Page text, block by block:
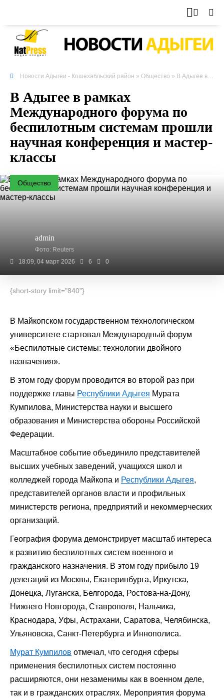
Новости Адыгеи - Кошехабльский район » Общество » В Адыгее в рамках Международного форума по беспилотным системам прошли научная конференция и мастер-классы
В Адыгее в рамках
Международного форума по
беспилотным системам прошли
научная конференция и мастер-
классы
Общество
admin
Фото: Reuters
18:09, 04 март 2026
6 0
{short-story limit="840"}
В Майкопском государственном технологическом
университете стартовал Международный форум
«Беспилотные системы: технологии двойного
назначения».
В этом году форум проводится во второй раз при
поддержке главы Республики Адыгея Мурата
Кумпилова, Министерства науки и высшего
образования и Министерства обороны Российской
Федерации.
Масштабное событие объединило представителей
высших учебных заведений, учащихся школ и
колледжей города Майкопа и Республики Адыгея,
представителей органов власти и профильных
министерств региона, предприятий и некоммерческих
организаций.
География форума демонстрирует масштаб интереса
к развитию беспилотных систем военного и
гражданского назначения. В этом году прибыло 19
делегаций из Москвы, Екатеринбурга, Иркутска,
Донецка, Луганска, Белгорода, Ростова-на-Дону,
Нижнего Новгорода, Ставрополя, Нальчика,
Краснодара, Уфы, Астрахани, Саратова, Челябинска,
Ульяновска, Санкт-Петербурга и Иннополиса.
Мурат Кумпилов отмечал, что сегодня сферы
применения беспилотных систем постоянно
расширяются, они незаменимы как в военном деле,
так и в гражданских отраслях. Мероприятия форума